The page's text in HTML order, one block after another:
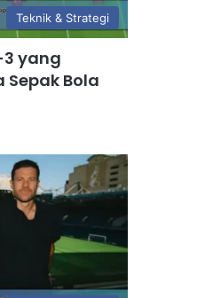
Teknik & Strategi
yang
Sepak Bola